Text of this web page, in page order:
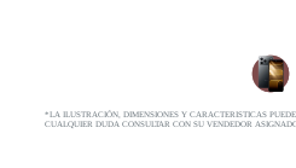
*LA ILUSTRACIÓN, DIMENSIONES Y CARACTERISTICAS
CUALQUIER DUDA CONSULTAR CON SU VENDEDOR